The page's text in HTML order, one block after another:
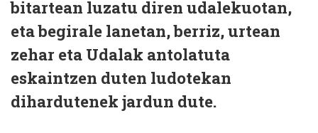
bitartean luzatu diren udalekuotan,
eta begirale lanetan, berriz, urtean
zehar eta Udalak antolatuta
eskaintzen duten ludotekan
dihardutenek jardun dute.